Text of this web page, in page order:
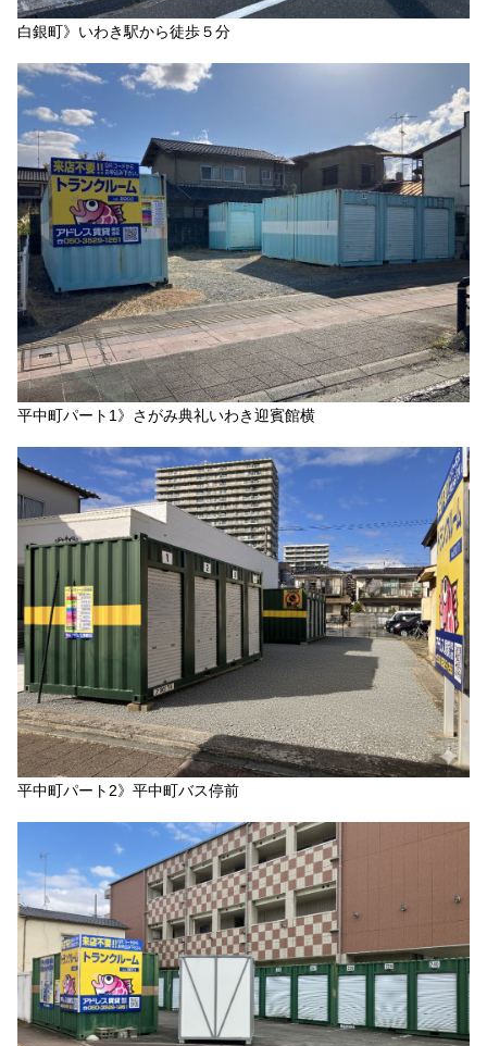
白銀町》いわき駅から徒歩５分
平中町パート1》さがみ典礼いわき迎賓館横
平中町パート2》平中町バス停前